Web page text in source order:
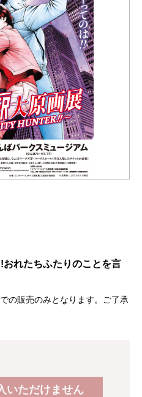
れたちふたりのことを言
の販売のみとなります。ご了承
いただけません